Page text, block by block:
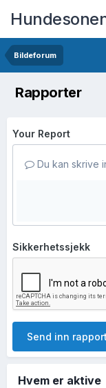
Bildeforum
Rapporter
Your Report
Du kan skrive
Sikkerhetssjekk
Send inn rapport
Hvem er aktive